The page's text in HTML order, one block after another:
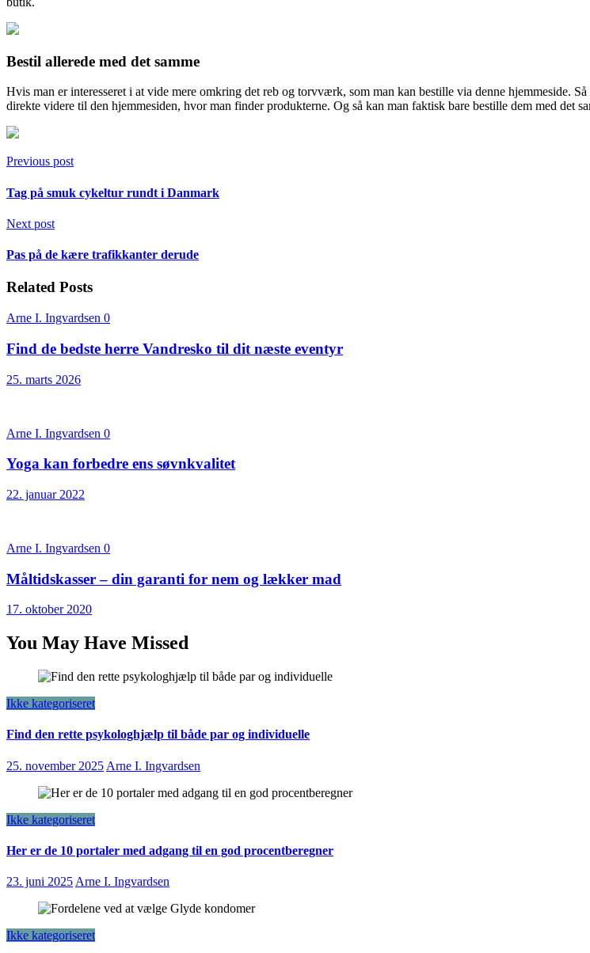
Bestil allerede med det samme
Hvis man er interesseret i at vide mere omkring det reb og torvværk, som man kan bestille via denne hjemmeside.
direkte videre til den hjemmesiden, hvor man finder produkterne. Og så kan man faktisk bare bestille dem med det
Previous post
Tag på smuk cykeltur rundt i Danmark
Next post
Pas på de kære trafikkanter derude
Related Posts
Arne I. Ingvardsen 0
Find de bedste herre Vandresko til dit næste eventyr
25. marts 2026
Arne I. Ingvardsen 0
Yoga kan forbedre ens søvnkvalitet
22. januar 2022
Arne I. Ingvardsen 0
Måltidskasser – din garanti for nem og lækker mad
17. oktober 2020
You May Have Missed
Ikke kategoriseret
Find den rette psykologhjælp til både par og individuelle
25. november 2025 Arne I. Ingvardsen
Ikke kategoriseret
Her er de 10 portaler med adgang til en god procentberegner
23. juni 2025 Arne I. Ingvardsen
Ikke kategoriseret